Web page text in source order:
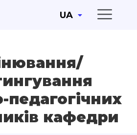
UA
педагогічних
кафедри